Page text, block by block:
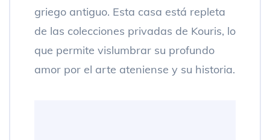
griego antiguo. Esta casa está repleta
de las colecciones privadas de Kouris, lo
que permite vislumbrar su profundo
amor por el arte ateniense y su historia.